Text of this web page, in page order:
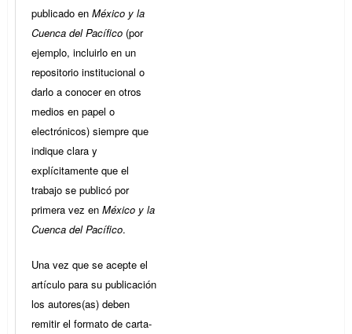
publicado en México y la
Cuenca del Pacífico (por
ejemplo, incluirlo en un
repositorio institucional o
darlo a conocer en otros
medios en papel o
electrónicos) siempre que
indique clara y
explícitamente que el
trabajo se publicó por
primera vez en México y la
Cuenca del Pacífico.
Una vez que se acepte el
artículo para su publicación
los autores(as) deben
remitir el formato de carta-